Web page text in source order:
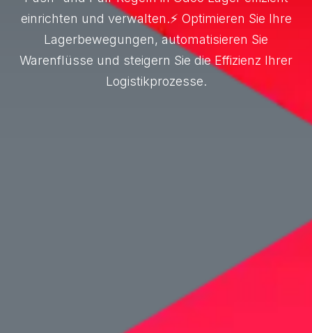
einrichten und verwalten.⚡ Optimieren Sie Ihre
Lagerbewegungen, automatisieren Sie
Warenflüsse und steigern Sie die Effizienz Ihrer
Logistikprozesse.